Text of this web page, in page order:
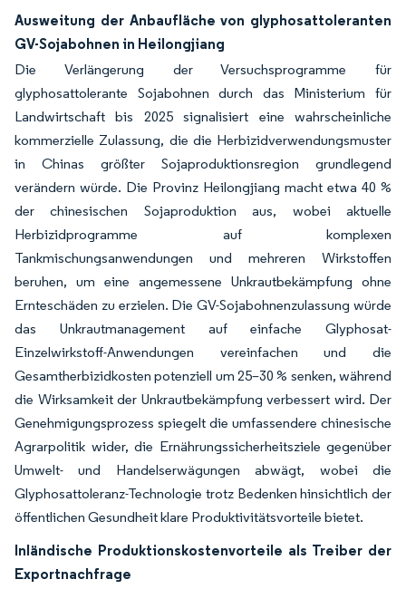
Ausweitung der Anbaufläche von glyphosattoleranten
GV-Sojabohnen in Heilongjiang
Die Verlängerung der Versuchsprogramme für
glyphosattolerante Sojabohnen durch das Ministerium für
Landwirtschaft bis 2025 signalisiert eine wahrscheinliche
kommerzielle Zulassung, die die Herbizidverwendungsmuster
in Chinas größter Sojaproduktionsregion grundlegend
verändern würde. Die Provinz Heilongjiang macht etwa 40 %
der chinesischen Sojaproduktion aus, wobei aktuelle
Herbizidprogramme auf komplexen
Tankmischungsanwendungen und mehreren Wirkstoffen
beruhen, um eine angemessene Unkrautbekämpfung ohne
Ernteschäden zu erzielen. Die GV-Sojabohnenzulassung würde
das Unkrautmanagement auf einfache Glyphosat-
Einzelwirkstoff-Anwendungen vereinfachen und die
Gesamtherbizidkosten potenziell um 25–30 % senken, während
die Wirksamkeit der Unkrautbekämpfung verbessert wird. Der
Genehmigungsprozess spiegelt die umfassendere chinesische
Agrarpolitik wider, die Ernährungssicherheitsziele gegenüber
Umwelt- und Handelserwägungen abwägt, wobei die
Glyphosattoleranz-Technologie trotz Bedenken hinsichtlich der
öffentlichen Gesundheit klare Produktivitätsvorteile bietet.
Inländische Produktionskostenvorteile als Treiber der
Exportnachfrage